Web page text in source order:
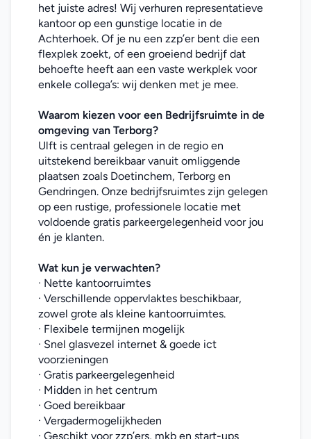
het juiste adres! Wij verhuren representatieve
kantoor op een gunstige locatie in de
Achterhoek. Of je nu een zzp’er bent die een
flexplek zoekt, of een groeiend bedrijf dat
behoefte heeft aan een vaste werkplek voor
enkele collega’s: wij denken met je mee.
Waarom kiezen voor een Bedrijfsruimte in de
omgeving van Terborg?
Ulft is centraal gelegen in de regio en
uitstekend bereikbaar vanuit omliggende
plaatsen zoals Doetinchem, Terborg en
Gendringen. Onze bedrijfsruimtes zijn gelegen
op een rustige, professionele locatie met
voldoende gratis parkeergelegenheid voor jou
én je klanten.
Wat kun je verwachten?
· Nette kantoorruimtes
· Verschillende oppervlaktes beschikbaar,
zowel grote als kleine kantoorruimtes.
· Flexibele termijnen mogelijk
· Snel glasvezel internet & goede ict
voorzieningen
· Gratis parkeergelegenheid
· Midden in het centrum
· Goed bereikbaar
· Vergadermogelijkheden
· Geschikt voor zzp’ers, mkb en start-ups